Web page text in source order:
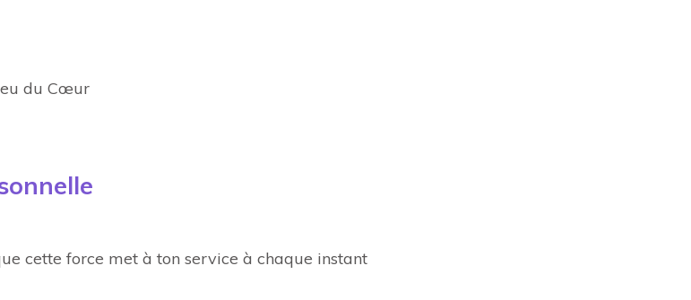
du Cœur
cette force met à ton service à chaque instant